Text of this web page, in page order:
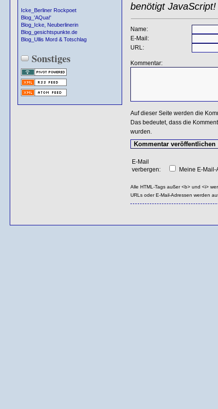
Icke_Berliner Rockpoet
Blog_'AQua!'
Blog_Icke, Neuberlinerin
Blog_gesichtspunkte.de
Blog_Ullis Mord & Totschlag
Sonstiges
benötigt JavaScript!
Name:
E-Mail:
URL:
Kommentar:
Auf dieser Seite werden die
Das bedeutet, dass die
wurden.
E-Mail
verbergen:
Meine E-
Alle HTML-Tags außer <b> und <i>
URLs oder E-Mail-Adressen werden